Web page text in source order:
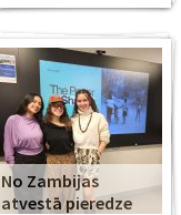
No Zambijas
atvestā pieredze